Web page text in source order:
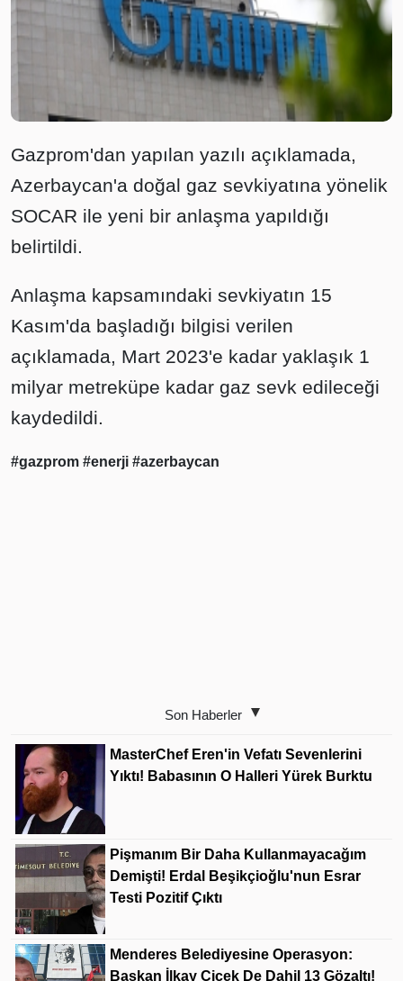
Gazprom'dan yapılan yazılı açıklamada,
Azerbaycan'a doğal gaz sevkiyatına yönelik
SOCAR ile yeni bir anlaşma yapıldığı
belirtildi.
Anlaşma kapsamındaki sevkiyatın 15
Kasım'da başladığı bilgisi verilen
açıklamada, Mart 2023'e kadar yaklaşık 1
milyar metreküpe kadar gaz sevk edileceği
kaydedildi.
#gazprom #enerji #azerbaycan
Son Haberler
MasterChef Eren'in Vefatı Sevenlerini
Yıktı! Babasının O Halleri Yürek Burktu
Pişmanım Bir Daha Kullanmayacağım
Demişti! Erdal Beşikçioğlu'nun Esrar
Testi Pozitif Çıktı
Menderes Belediyesine Operasyon:
Başkan İlkay Çiçek De Dahil 13 Gözaltı!